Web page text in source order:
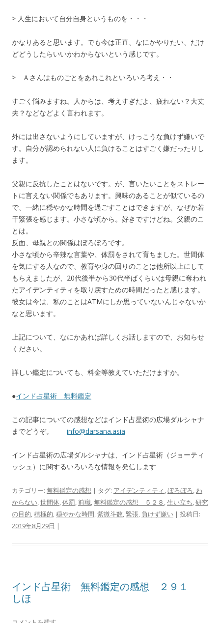
> 人生において自分自身というものを・・・
かなりあると思います。でも今は正直、なにかやりたい、だけ
どどうしたらいいかわからないという感じです。
> Ａさんはものごとをあれこれといろいろ考え・・
すごく悩みますね。人からは、考えすぎだよ、疲れない？大丈
夫？などなどよく言われます。
外には出さないようにしていますが、けっこうな負けず嫌いで
す。自分が認められない人に負けることはすごく嫌だったりし
ます。
父親に反抗したことはないです。が、言いたいことをストレー
トに言えない関係でもあります。興味のあることが似ているの
で、一緒に穏やかな時間を過ごすことはできますが、なぜか若
干緊張を感じます。小さな頃から。好きですけどね。父親のこ
とは。
反面、母親との関係はぼろぼろです。
小さな頃から辛辣な言葉や、体罰をされて育ちました。世間体
を気にする人なので、教育や身の回りのことは他所以上にして
もらえましたが、20代後半から30代半ばくらいは母親に奪われ
たアイデンティティを取り戻すための時間だったと感じます。
彼女は今は、私のことはATMにしか思っていないんじゃないか
なと思います。
上記について、なにかあれば詳しくお話しますので、お知らせ
ください。
詳しい鑑定についても、料金等教えていただけますか。
●インド占星術 無料鑑定
この記事についての感想などはインド占星術の広場ダルシャナ
までどうぞ。 info@darsana.asia
インド占星術の広場ダルシャナは、インド占星術（ジョーティ
ッシュ）に関するいろいろな情報を発信します
カテゴリー: 無料鑑定の感想 | タグ: アイデンティティ,ぼろぼろ,わ
からない,世間体,体罰,前職,無料鑑定の感想 ５２８ ,生い立ち,研究
の目的,積極的,穏やかな時間,紫微斗数,緊張, 負けず嫌い | 投稿日:
2019年8月29日 |
インド占星術 無料鑑定の感想 ２９１
しほ